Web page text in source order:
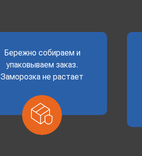
Бережно собираем и
упаковываем заказ.
Заморозка не растает